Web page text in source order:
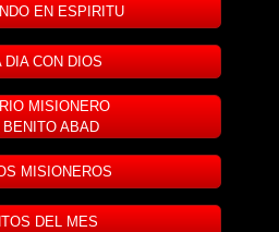
EN ESPIRITU
DIA CON DIOS
MISIONERO
BENITO ABAD
MISIONEROS
DEL MES